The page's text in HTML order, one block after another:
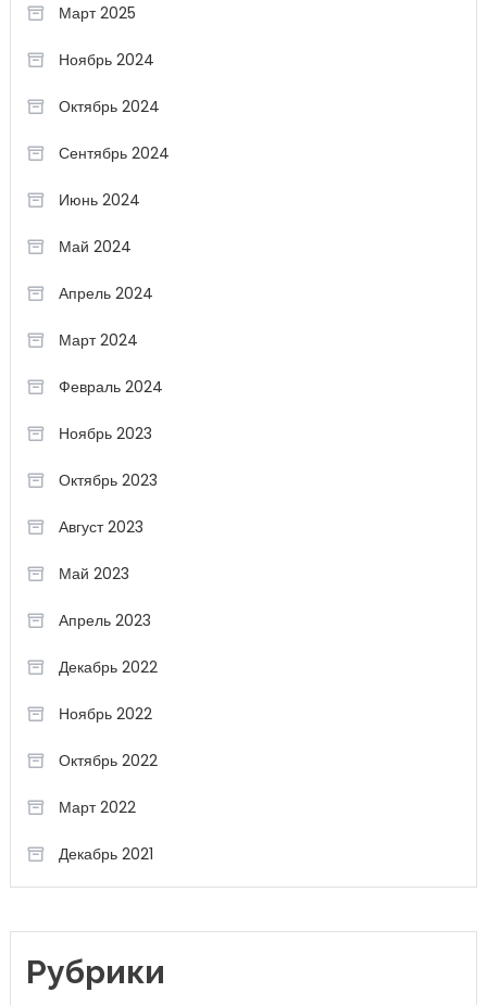
Март 2025
Ноябрь 2024
Октябрь 2024
Сентябрь 2024
Июнь 2024
Май 2024
Апрель 2024
Март 2024
Февраль 2024
Ноябрь 2023
Октябрь 2023
Август 2023
Май 2023
Апрель 2023
Декабрь 2022
Ноябрь 2022
Октябрь 2022
Март 2022
Декабрь 2021
Рубрики